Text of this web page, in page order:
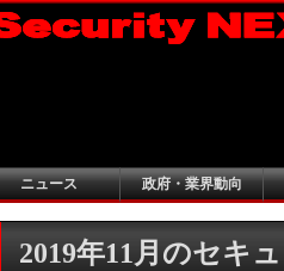
ニュース 政府・業界動向
2019年11月のセキ